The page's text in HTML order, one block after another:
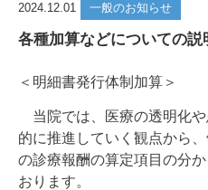
2024.12.01 一般のお知らせ
各種加算などについての説
＜明細書発行体制加算＞
当院では、医療の透明化
的に推進していく観点から
の診療報酬の算定項目の分
おります。